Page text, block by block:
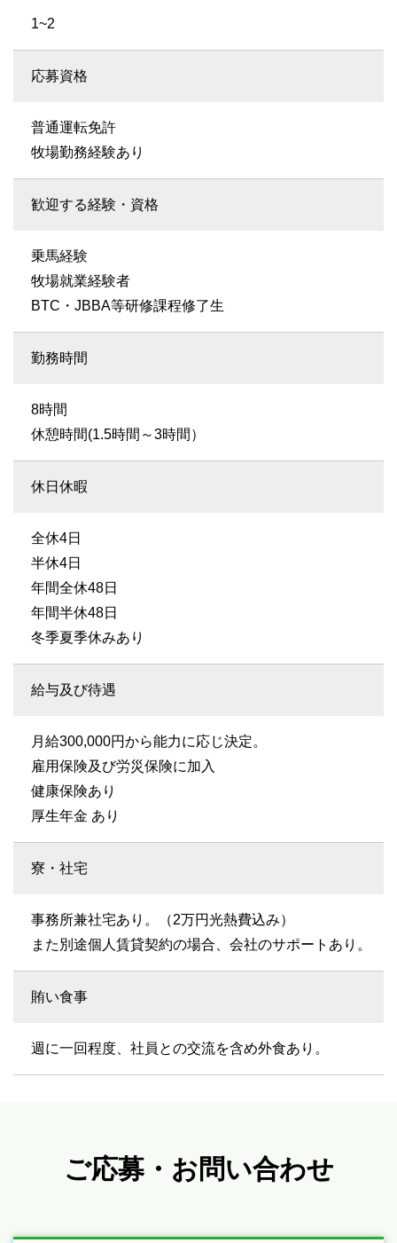
1~2
応募資格
普通運転免許
牧場勤務経験あり
歓迎する経験・資格
乗馬経験
牧場就業経験者
BTC・JBBA等研修課程修了生
勤務時間
8時間
休憩時間(1.5時間～3時間）
休日休暇
全休4日
半休4日
年間全休48日
年間半休48日
冬季夏季休みあり
給与及び待遇
月給300,000円から能力に応じ決定。
雇用保険及び労災保険に加入
健康保険あり
厚生年金 あり
寮・社宅
事務所兼社宅あり。（2万円光熱費込み）
また別途個人賃貸契約の場合、会社のサポートあり。
賄い食事
週に一回程度、社員との交流を含め外食あり。
ご応募・お問い合わせ